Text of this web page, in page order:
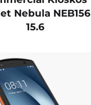
Nebula NEB156
15.6